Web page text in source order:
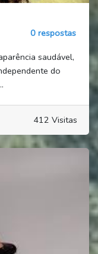
0 respostas
saudável,
do
412 Visitas